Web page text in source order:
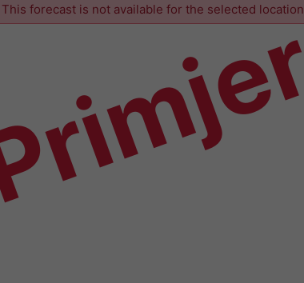
This forecast is not available for the selected location